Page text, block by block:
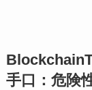
手口：危険